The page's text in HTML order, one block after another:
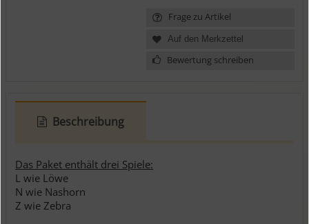
Frage zu Artikel
Bewertung schreiben
Beschreibung
Das Paket enthält drei Spiele:
L wie Löwe
N wie Nashorn
Z wie Zebra